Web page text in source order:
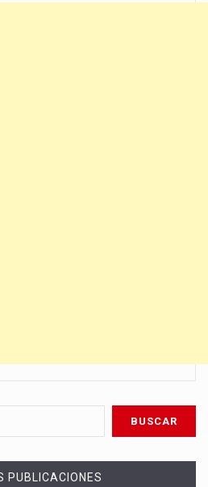
PUBLICACIONES